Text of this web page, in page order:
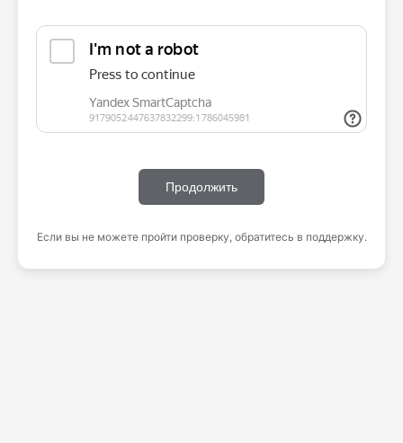
Продолжить
Если вы не можете пройти проверку, обратитесь в поддержку.